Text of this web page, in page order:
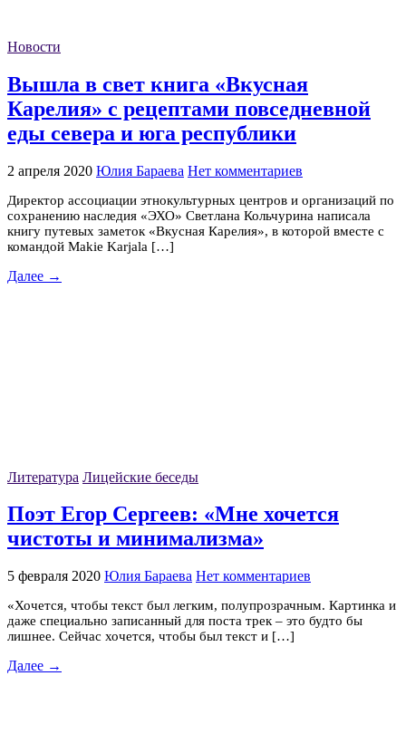
Новости
Вышла в свет книга «Вкусная
Карелия» с рецептами повседневной
еды севера и юга республики
2 апреля 2020 Юлия Бараева Нет комментариев
Директор ассоциации этнокультурных центров и организаций по
сохранению наследия «ЭХО» Светлана Кольчурина написала
книгу путевых заметок «Вкусная Карелия», в которой вместе с
командой Makie Karjala […]
Далее →
Литература Лицейские беседы
Поэт Егор Сергеев: «Мне хочется
чистоты и минимализма»
5 февраля 2020 Юлия Бараева Нет комментариев
«Хочется, чтобы текст был легким, полупрозрачным. Картинка и
даже специально записанный для поста трек – это будто бы
лишнее. Сейчас хочется, чтобы был текст и […]
Далее →